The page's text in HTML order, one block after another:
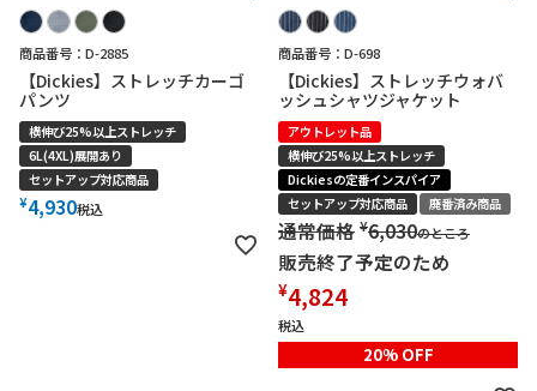
商品番号：D-2885
【Dickies】ストレッチカーゴ
パンツ
横伸び25%以上ストレッチ
6L(4XL)展開あり
セットアップ対応商品
¥4,930税込
商品番号：D-698
【Dickies】ストレッチウォバ
ッシュシャツジャケット
アウトレット品
横伸び25%以上ストレッチ
Dickiesの定番インスパイア
セットアップ対応商品
廃番済み商品
通常価格 ¥6,030のところ
販売終了予定のため
¥4,824
税込
20% OFF